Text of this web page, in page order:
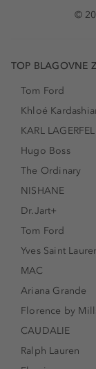
©
TOP BLAGOVNE
Tom Ford
Khloé
KARL
Hugo Boss
The Ordinary
NISHANE
Dr.Jart+
Tom Ford
Yves Saint
MAC
Ariana Grande
Florence by
CAUDALIE
Ralph Lauren